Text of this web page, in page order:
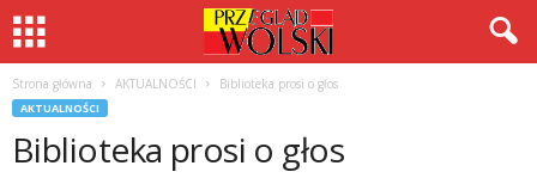
Strona główna AKTUALNOŚCI Biblioteka prosi o głos
AKTUALNOŚCI
Biblioteka prosi o głos